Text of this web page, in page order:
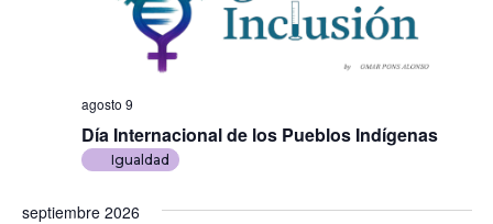
Día Internacional de los Pueblos Indígenas
agosto 9
Igualdad
septiembre 2026